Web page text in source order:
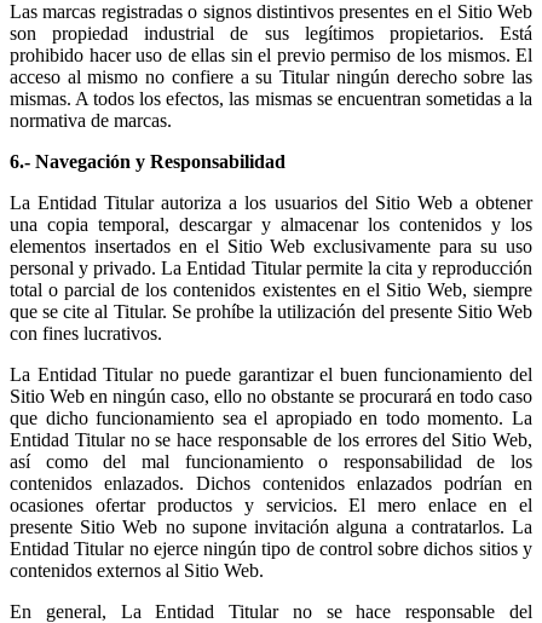
Las marcas registradas o signos distintivos presentes en el Sitio Web
son propiedad industrial de sus legítimos propietarios. Está
prohibido hacer uso de ellas sin el previo permiso de los mismos. El
acceso al mismo no confiere a su Titular ningún derecho sobre las
mismas. A todos los efectos, las mismas se encuentran sometidas a la
normativa de marcas.
6.- Navegación y Responsabilidad
La Entidad Titular autoriza a los usuarios del Sitio Web a obtener
una copia temporal, descargar y almacenar los contenidos y los
elementos insertados en el Sitio Web exclusivamente para su uso
personal y privado. La Entidad Titular permite la cita y reproducción
total o parcial de los contenidos existentes en el Sitio Web, siempre
que se cite al Titular. Se prohíbe la utilización del presente Sitio Web
con fines lucrativos.
La Entidad Titular no puede garantizar el buen funcionamiento del
Sitio Web en ningún caso, ello no obstante se procurará en todo caso
que dicho funcionamiento sea el apropiado en todo momento. La
Entidad Titular no se hace responsable de los errores del Sitio Web,
así como del mal funcionamiento o responsabilidad de los
contenidos enlazados. Dichos contenidos enlazados podrían en
ocasiones ofertar productos y servicios. El mero enlace en el
presente Sitio Web no supone invitación alguna a contratarlos. La
Entidad Titular no ejerce ningún tipo de control sobre dichos sitios y
contenidos externos al Sitio Web.
En general, La Entidad Titular no se hace responsable del